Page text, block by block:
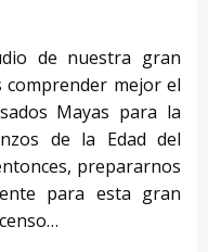
de nuestra gran
comprender mejor el
Mayas para la
de la Edad del
prepararnos
para esta gran